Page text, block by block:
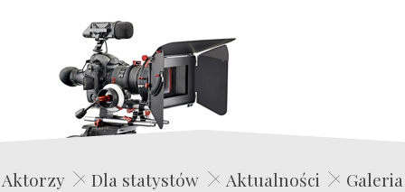
Edwin Film Agencja Aktorska
Aktorzy Dla statystów Aktualności
Galeria